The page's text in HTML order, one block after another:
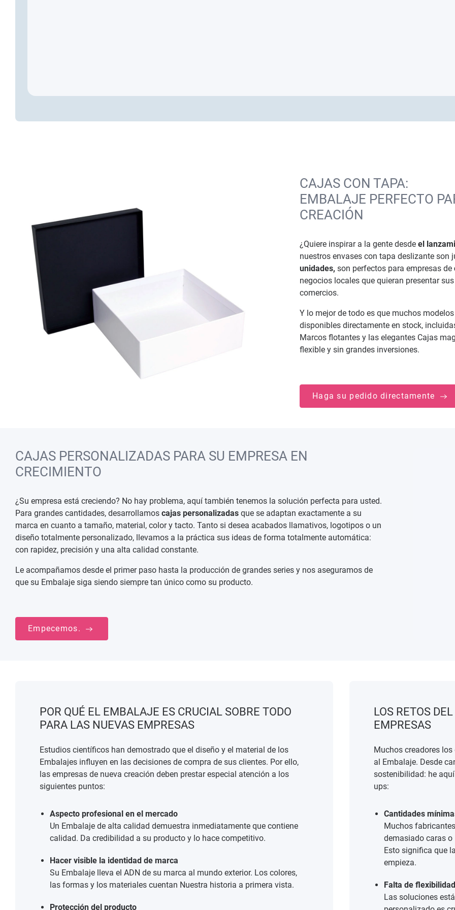
CAJAS CON TAPA:
EMBALAJE PERFECTO
CREACIÓN
¿Quiere inspirar a la gente desde el
nuestros envases con tapa deslizante
unidades, son perfectos para empresas de
negocios locales que quieran presentar
comercios.
Y lo mejor de todo es que muchos
disponibles directamente en stock,
Marcos flotantes y las elegantes Cajas
flexible y sin grandes inversiones.
Haga su pedido directamente
CAJAS PERSONALIZADAS PARA SU EMPRESA EN
CRECIMIENTO
¿Su empresa está creciendo? No hay problema, aquí también tenemos la solución perfecta para usted.
Para grandes cantidades, desarrollamos cajas personalizadas que se adaptan exactamente a su
marca en cuanto a tamaño, material, color y tacto. Tanto si desea acabados llamativos, logotipos o un
diseño totalmente personalizado, llevamos a la práctica sus ideas de forma totalmente automática:
con rapidez, precisión y una alta calidad constante.
Le acompañamos desde el primer paso hasta la producción de grandes series y nos aseguramos de
que su Embalaje siga siendo siempre tan único como su producto.
Empecemos.
POR QUÉ EL EMBALAJE ES CRUCIAL SOBRE TODO
PARA LAS NUEVAS EMPRESAS
Estudios científicos han demostrado que el diseño y el material de los
Embalajes influyen en las decisiones de compra de sus clientes. Por ello,
las empresas de nueva creación deben prestar especial atención a los
siguientes puntos:
Aspecto profesional en el mercado
Un Embalaje de alta calidad demuestra inmediatamente que contiene
calidad. Da credibilidad a su producto y lo hace competitivo.
Hacer visible la identidad de marca
Su Embalaje lleva el ADN de su marca al mundo exterior. Los colores,
las formas y los materiales cuentan Nuestra historia a primera vista.
Protección del producto
LOS RETOS
EMPRESAS
Muchos creadores
al Embalaje. Desde
sostenibilidad: he
ups:
Cantidades
Muchos
demasiado caras
Esto significa que
empieza.
Falta de
Las soluciones